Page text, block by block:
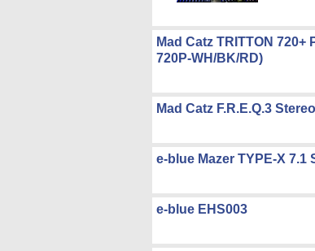
Mad Catz TRITTON
720P-WH/BK/RD)
Mad Catz F.R.E.Q.3
e-blue Mazer TYPE-X
e-blue EHS003